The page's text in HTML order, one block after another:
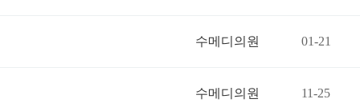
수메디의원 01-21
수메디의원 11-25